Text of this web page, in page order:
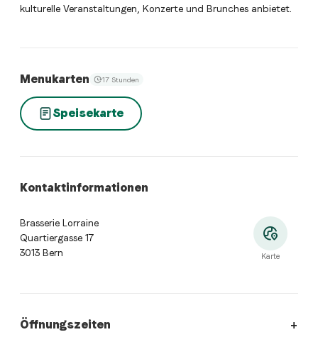
kulturelle Veranstaltungen, Konzerte und Brunches anbietet.
Menukarten 17 Stunden
Speisekarte
Kontaktinformationen
Brasserie Lorraine
Quartiergasse 17
3013 Bern
Karte
Öffnungszeiten